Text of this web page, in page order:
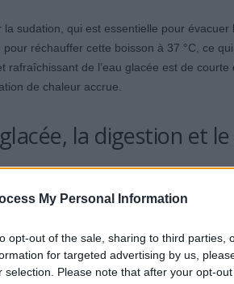
My Personal Information
opt-out of the sale, sharing to third parties,
for targeted advertising by us,
selection. Please note that after your opt-
sudation, qui est essentielle pour évacuer
réchauffer cette boisson à 37 °C, ce
rafraîchissant de l’eau glacée est de
de chaleur accrue.
glacée, la digestion et
des vaisseaux sanguins de
peut entraîner des crampes, des
quantités d’eau glacée en été. Une étude
en période de canicule étaient liés à la
un simple manque d’eau.